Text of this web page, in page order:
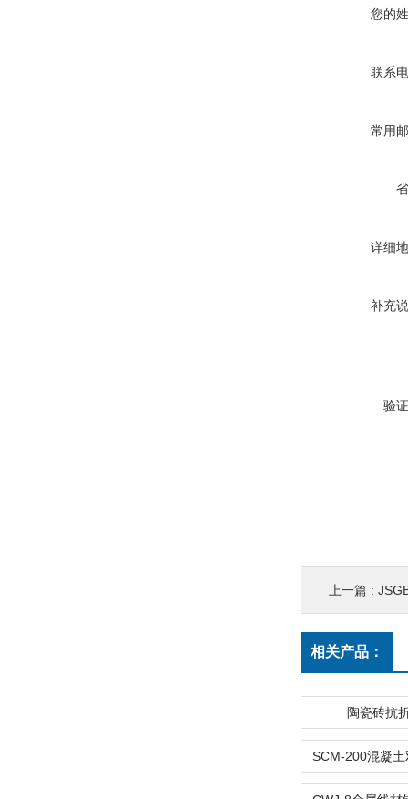
您的
联系
常用
详细
补充
验
上一篇 :
相关产品：
陶瓷砖抗